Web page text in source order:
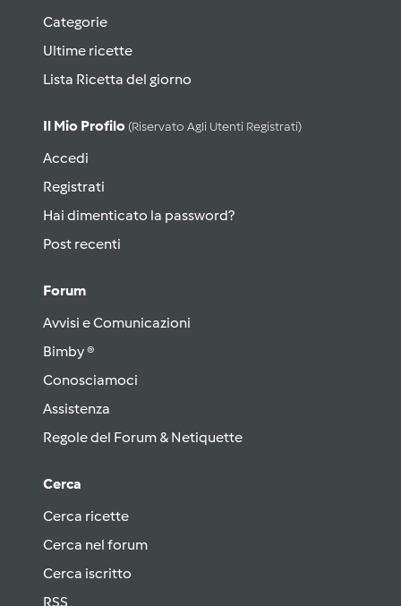
Categorie
Ultime ricette
Lista Ricetta del giorno
Il Mio Profilo (riservato Agli Utenti Registrati)
Accedi
Registrati
Hai dimenticato la password?
Post recenti
Forum
Avvisi e Comunicazioni
Bimby ®
Conosciamoci
Assistenza
Regole del Forum & Netiquette
Cerca
Cerca ricette
Cerca nel forum
Cerca iscritto
RSS